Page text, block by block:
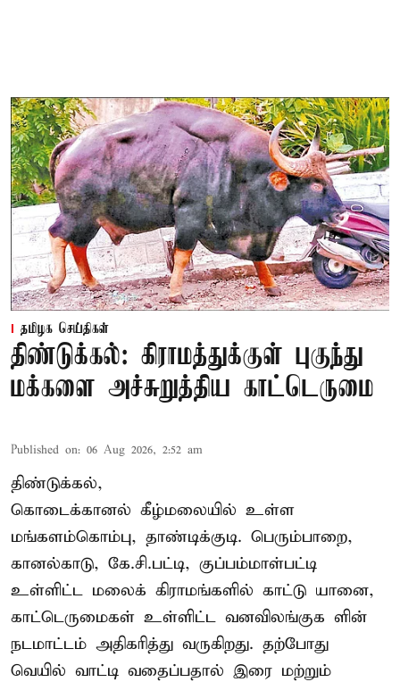
தமிழக செய்திகள்
திண்டுக்கல்: கிராமத்துக்குள் புகுந்து
மக்களை அச்சுறுத்திய காட்டெருமை
Published on: 06 Aug 2026, 2:52 am
திண்டுக்கல்,
கொடைக்கானல் கீழ்மலையில் உள்ள
மங்களம்கொம்பு, தாண்டிக்குடி. பெரும்பாறை,
கானல்காடு, கே.சி.பட்டி, குப்பம்மாள்பட்டி
உள்ளிட்ட மலைக் கிராமங்களில் காட்டு யானை,
காட்டெருமைகள் உள்ளிட்ட வனவிலங்குக ளின்
நடமாட்டம் அதிகரித்து வருகிறது. தற்போது
வெயில் வாட்டி வதைப்பதால் இரை மற்றும்